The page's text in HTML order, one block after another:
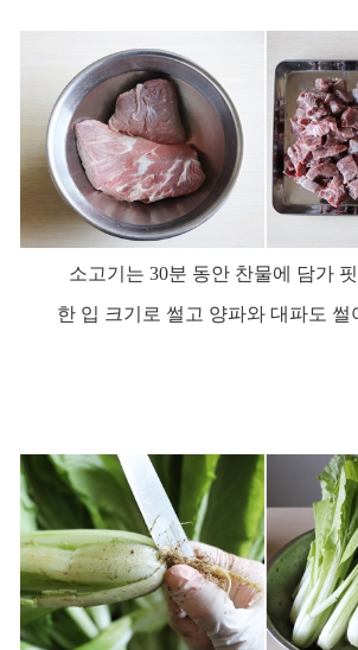
소고기는 30분 동안 찬물에 담가
한 입 크기로 썰고 양파와 대파도 썰